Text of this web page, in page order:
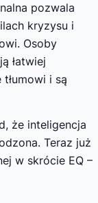
pozwala
kryzysu i
Osoby
łatwiej
i są
że inteligencja
Teraz już
w skrócie EQ –